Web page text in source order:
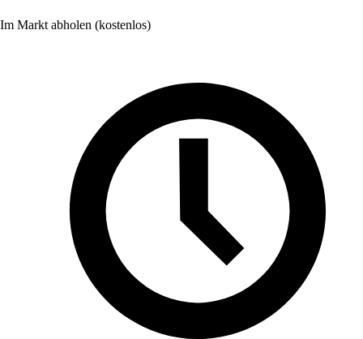
Im Markt abholen (kostenlos)